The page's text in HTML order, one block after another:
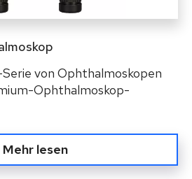
von Ophthalmoskopen
Ophthalmoskop-
Mehr lesen